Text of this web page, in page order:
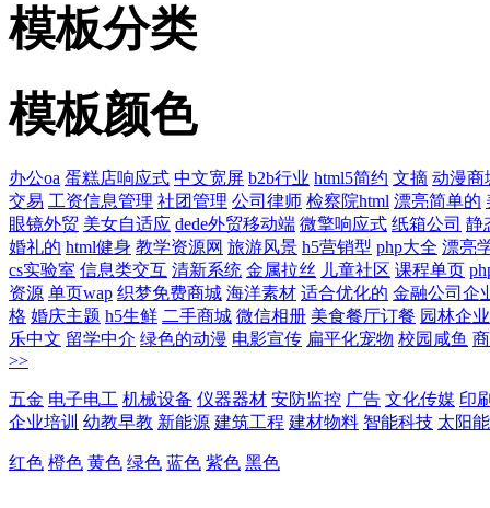
模板分类
模板颜色
办公oa 蛋糕店响应式 中文宽屏 b2b行业 html5简约 文摘 动漫商
交易 工资信息管理 社团管理 公司律师 检察院html 漂亮简单的
眼镜外贸 美女自适应 dede外贸移动端 微擎响应式 纸箱公司 静
婚礼的 html健身 教学资源网 旅游风景 h5营销型 php大全 漂亮
cs实验室 信息类交互 清新系统 金属拉丝 儿童社区 课程单页
资源 单页wap 织梦免费商城 海洋素材 适合优化的 金融公司企
格 婚庆主题 h5生鲜 二手商城 微信相册 美食餐厅订餐 园林企业
乐中文 留学中介 绿色的动漫 电影宣传 扁平化宠物 校园咸鱼
>>
五金 电子电工 机械设备 仪器器材 安防监控 广告 文化传媒 印
企业培训 幼教早教 新能源 建筑工程 建材物料 智能科技 太阳
红色 橙色 黄色 绿色 蓝色 紫色 黑色